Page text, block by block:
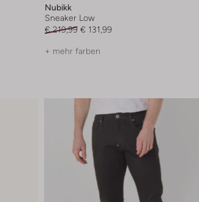
Nubikk
Sneaker Low
€ 219,99 € 131,99
+ mehr farben